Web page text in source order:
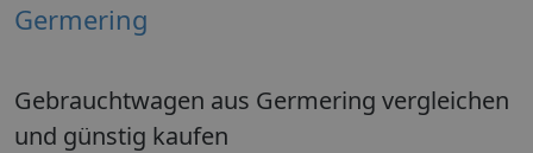
Germering
Gebrauchtwagen aus Germering vergleichen
und günstig kaufen